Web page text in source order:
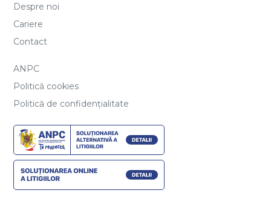
Despre noi
Cariere
Contact
ANPC
Politică cookies
Politică de confidențialitate